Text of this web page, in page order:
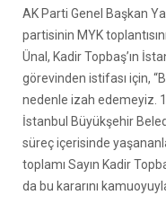
AK Parti Genel Başkan
partisinin MYK
Ünal, Kadir Topbaş’ın
görevinden istifası için,
nedenle izah edemeyiz.
İstanbul Büyükşehir
süreç içerisinde
toplamı Sayın Kadir
da bu kararını